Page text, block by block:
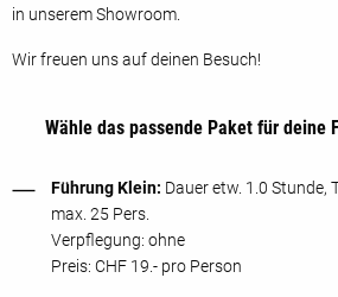
in unserem Showroom.
Wir freuen uns auf deinen Besuch!
Wähle das passende Paket für deine
Führung Klein: Dauer etw. 1.0 Stunde,
max. 25 Pers.
Verpflegung: ohne
Preis: CHF 19.- pro Person